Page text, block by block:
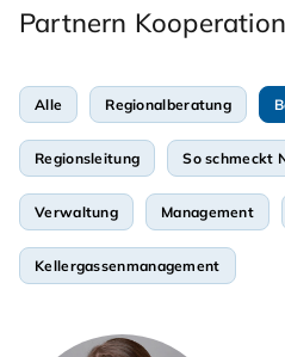
Partnern
Alle Regionalberatung
Regionsleitung So schmeckt
Verwaltung Management
Kellergassenmanagement